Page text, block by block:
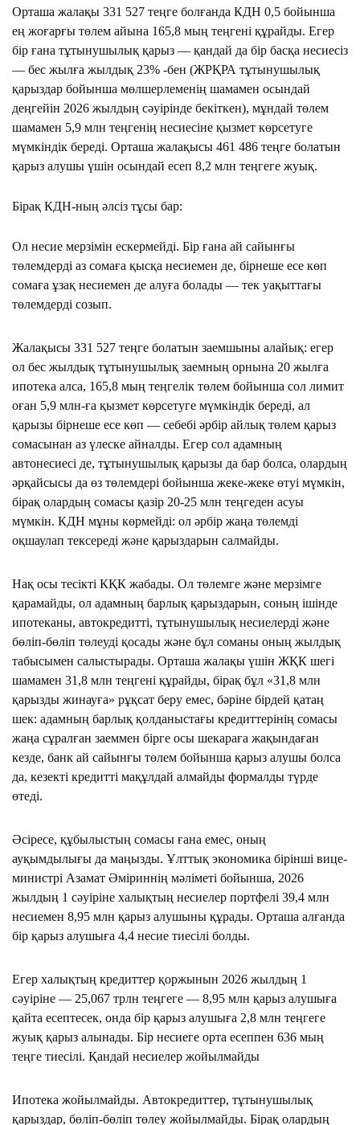
Орташа жалақы 331 527 теңге болғанда КДН 0,5 бойынша
ең жоғарғы төлем айына 165,8 мың теңгені құрайды. Егер
бір ғана тұтынушылық қарыз — қандай да бір басқа несиесіз
— бес жылға жылдық 23% -бен (ЖРҚРА тұтынушылық
қарыздар бойынша мөлшерлеменің шамамен осындай
деңгейін 2026 жылдың сәуірінде бекіткен), мұндай төлем
шамамен 5,9 млн теңгенің несиесіне қызмет көрсетуге
мүмкіндік береді. Орташа жалақысы 461 486 теңге болатын
қарыз алушы үшін осындай есеп 8,2 млн теңгеге жуық.
Бірақ КДН-ның әлсіз тұсы бар:
Ол несие мерзімін ескермейді. Бір ғана ай сайынғы
төлемдерді аз сомаға қысқа несиемен де, бірнеше есе көп
сомаға ұзақ несиемен де алуға болады — тек уақыттағы
төлемдерді созып.
Жалақысы 331 527 теңге болатын заемшыны алайық: егер
ол бес жылдық тұтынушылық заемның орнына 20 жылға
ипотека алса, 165,8 мың теңгелік төлем бойынша сол лимит
оған 5,9 млн-ға қызмет көрсетуге мүмкіндік береді, ал
қарызы бірнеше есе көп — себебі әрбір айлық төлем қарыз
сомасынан аз үлеске айналды. Егер сол адамның
автонесиесі де, тұтынушылық қарызы да бар болса, олардың
әрқайсысы да өз төлемдері бойынша жеке-жеке өтуі мүмкін,
бірақ олардың сомасы қазір 20-25 млн теңгеден асуы
мүмкін. КДН мұны көрмейді: ол әрбір жаңа төлемді
оқшаулап тексереді және қарыздарын салмайды.
Нақ осы тесікті КҚК жабады. Ол төлемге және мерзімге
қарамайды, ол адамның барлық қарыздарын, соның ішінде
ипотеканы, автокредитті, тұтынушылық несиелерді және
бөліп-бөліп төлеуді қосады және бұл соманы оның жылдық
табысымен салыстырады. Орташа жалақы үшін ЖҚК шегі
шамамен 31,8 млн теңгені құрайды, бірақ бұл «31,8 млн
қарызды жинауға» рұқсат беру емес, бәріне бірдей қатаң
шек: адамның барлық қолданыстағы кредиттерінің сомасы
жаңа сұралған заеммен бірге осы шекараға жақындаған
кезде, банк ай сайынғы төлем бойынша қарыз алушы болса
да, кезекті кредитті мақұлдай алмайды формалды түрде
өтеді.
Әсіресе, құбылыстың сомасы ғана емес, оның
ауқымдылығы да маңызды. Ұлттық экономика бірінші вице-
министрі Азамат Әміриннің мәліметі бойынша, 2026
жылдың 1 сәуіріне халықтың несиелер портфелі 39,4 млн
несиемен 8,95 млн қарыз алушыны құрады. Орташа алғанда
бір қарыз алушыға 4,4 несие тиесілі болды.
Егер халықтың кредиттер қоржынын 2026 жылдың 1
сәуіріне — 25,067 трлн теңгеге — 8,95 млн қарыз алушыға
қайта есептесек, онда бір қарыз алушыға 2,8 млн теңгеге
жуық қарыз алынады. Бір несиеге орта есеппен 636 мың
теңге тиесілі. Қандай несиелер жойылмайды
Ипотека жойылмайды. Автокредиттер, тұтынушылық
қарыздар, бөліп-бөліп төлеу жойылмайды. Бірақ олардың